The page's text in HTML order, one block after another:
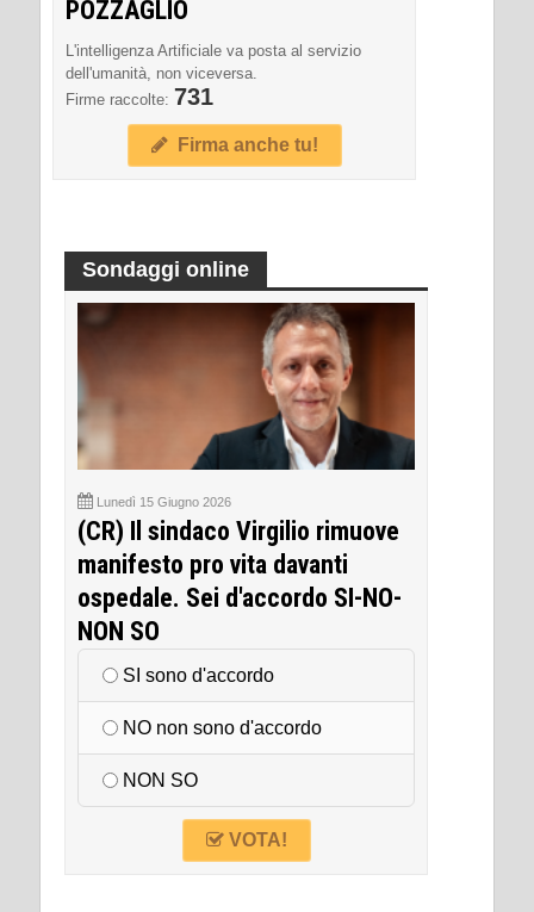
POZZAGLIO
L'intelligenza Artificiale va posta al servizio
dell'umanità, non viceversa.
Firme raccolte: 731
Firma anche tu!
Sondaggi online
Lunedì 15 Giugno 2026
(CR) Il sindaco Virgilio rimuove
manifesto pro vita davanti
ospedale. Sei d'accordo SI-NO-
NON SO
SI sono d'accordo
NO non sono d'accordo
NON SO
VOTA!